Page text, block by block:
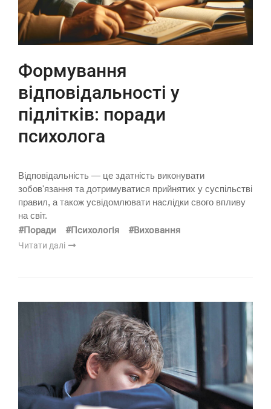
Формування
відповідальності у
підлітків: поради
психолога
Відповідальність — це здатність виконувати
зобов'язання та дотримуватися прийнятих у суспільстві
правил, а також усвідомлювати наслідки свого впливу
на світ.
#Поради #Психологія #Виховання
Читати далі